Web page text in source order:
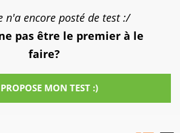
n'a encore posté de test :/
pas être le premier à le
faire?
PROPOSE MON TEST :)